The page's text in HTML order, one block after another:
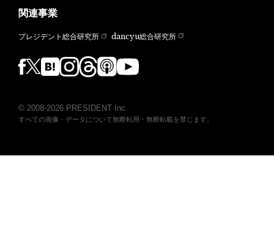
関連事業
プレジデント総合研究所 dancyu総合研究所
© 2008-2026 PRESIDENT Inc.
すべての画像・データについて無断転用・無断転載を禁じます。